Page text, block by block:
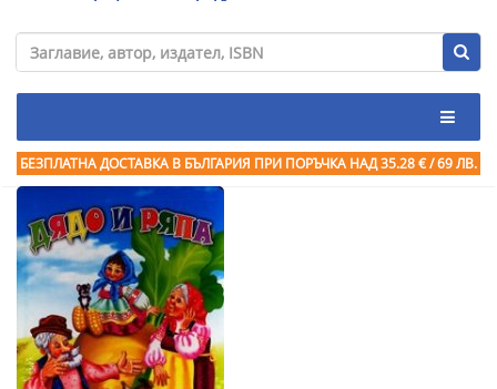
БЕЗПЛАТНА ДОСТАВКА В БЪЛГАРИЯ ПРИ ПОРЪЧКА НАД 35.28 € / 69 ЛВ.